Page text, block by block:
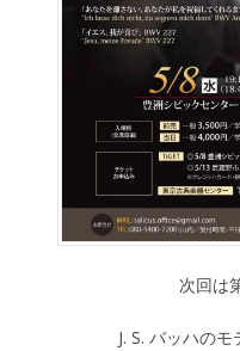
次回は
J. S. バッハの